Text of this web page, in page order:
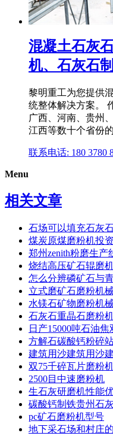
混凝土石灰
机、石灰石
黎明重工为您提供
统整体解决方案。
广西、河南、贵州
江西等数十个省份
联系电话: 180 3780
Menu
相关文章
石场可以填充石灰
煤炭原煤磨粉机投
郑州zenith粉磨生产
烧结高压矿石辊磨
怎么分辨磷矿石与
立式磨矿石磨粉机
水镁石矿物磨粉机
石灰石重晶石磨粉
日产15000吨石油
方解石碳酸钙粉碎
建筑用沙建筑用沙
双75千碎瓦片磨粉
2500目中速磨粉机
生石灰研磨机性能
碳酸钙制铁贵州石
pc矿石磨粉机型号
地下采石场和村庄